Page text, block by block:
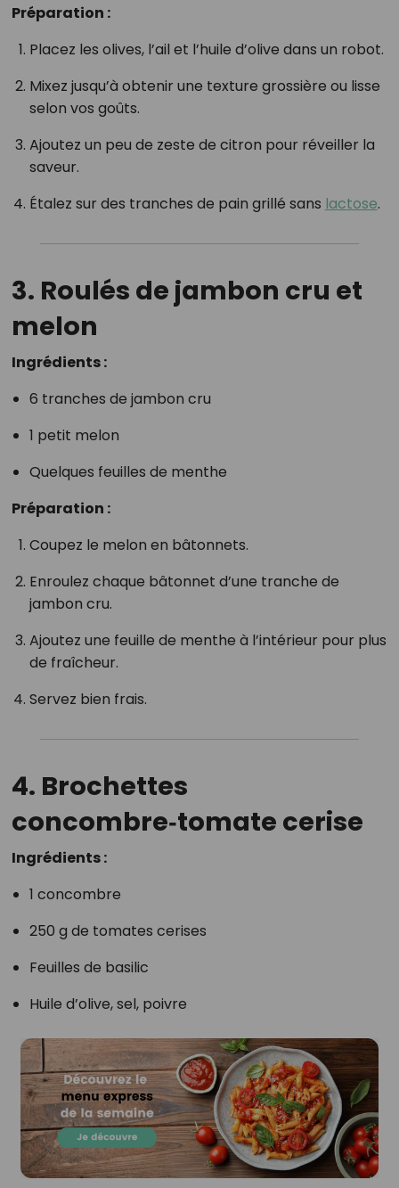
Préparation :
Placez les olives, l’ail et l’huile d’olive dans un robot.
Mixez jusqu’à obtenir une texture grossière ou lisse
selon vos goûts.
Ajoutez un peu de zeste de citron pour réveiller la
saveur.
Étalez sur des tranches de pain grillé sans lactose.
3. Roulés de jambon cru et
melon
Ingrédients :
6 tranches de jambon cru
1 petit melon
Quelques feuilles de menthe
Préparation :
Coupez le melon en bâtonnets.
Enroulez chaque bâtonnet d’une tranche de
jambon cru.
Ajoutez une feuille de menthe à l’intérieur pour plus
de fraîcheur.
Servez bien frais.
4. Brochettes
concombre‑tomate cerise
Ingrédients :
1 concombre
250 g de tomates cerises
Feuilles de basilic
Huile d’olive, sel, poivre